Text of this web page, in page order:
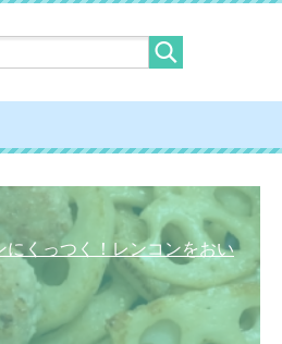
にくっつく！レンコンをおい